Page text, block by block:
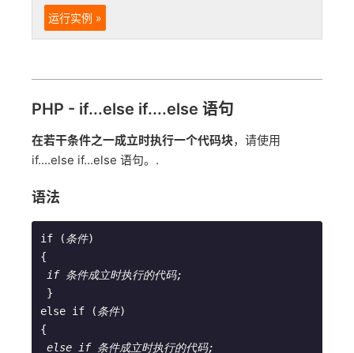
运行实例 »
PHP - if...else if....else 语句
在若干条件之一成立时执行一个代码块，请使用
if....else if...else 语句。.
语法
if (条件)
{
if 条件成立时执行的代码;
}
else if (条件)
{
else if 条件成立时执行的代码;